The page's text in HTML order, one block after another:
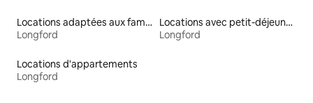
Locations adaptées aux familles
Longford
Locations avec petit-déjeuner
Longford
Locations d'appartements
Longford